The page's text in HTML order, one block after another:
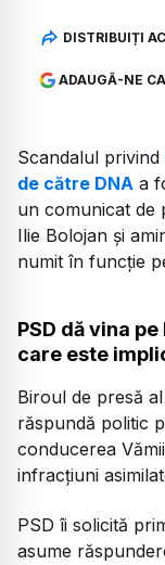
DISTRIBUIȚI
ADAUGĂ-NE
Scandalul privind
de către DNA a
un comunicat de
Ilie Bolojan și
numit în funcție
PSD dă vina
care este
Biroul de presă
răspundă politic
conducerea
infracțiuni
PSD îi solicită
asume